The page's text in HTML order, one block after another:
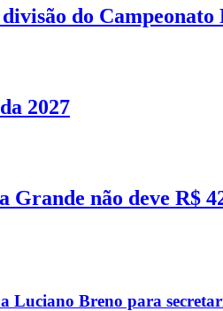
do Campeonato
2027
Grande não deve R$
Luciano Breno para